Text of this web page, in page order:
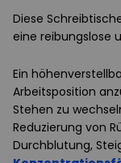
Diese
eine reibungslose
Ein
Arbeitsposition
Stehen zu
Reduzierung von
Durchblutung,